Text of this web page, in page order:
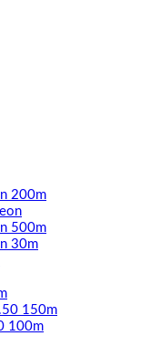
200m
500m
30m
150m
100m